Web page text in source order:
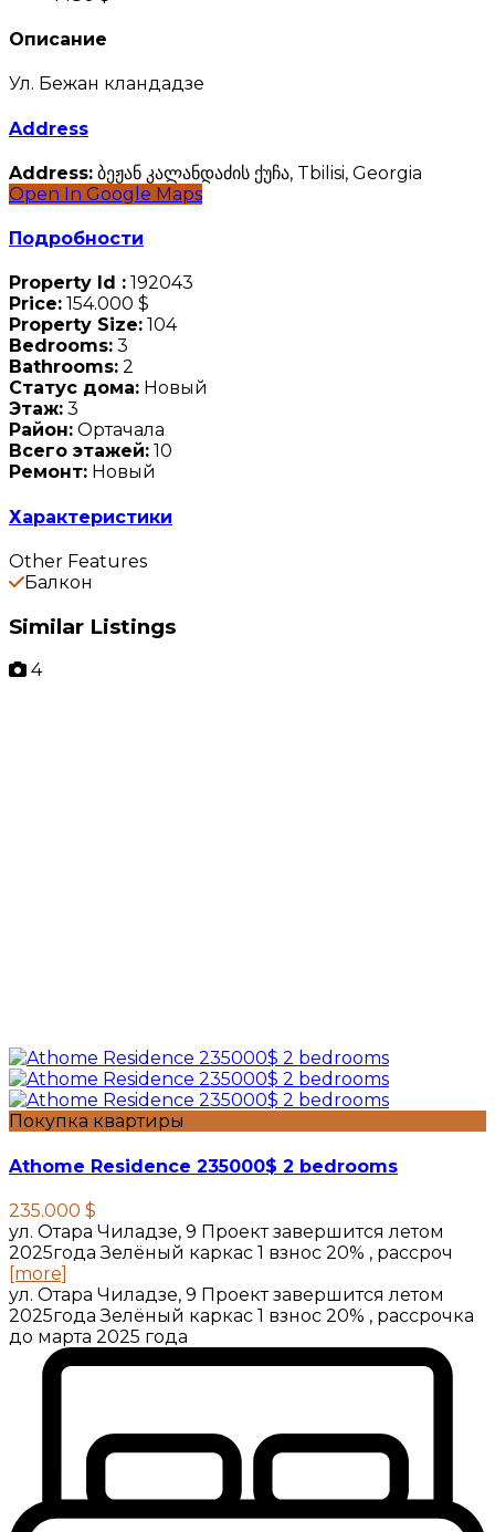
Описание
Ул. Бежан кландадзе
Address
Address: ბეჟან კალანდაძის ქუჩა, Tbilisi, Georgia
Open In Google Maps
Подробности
Property Id : 192043
Price: 154.000 $
Property Size: 104
Bedrooms: 3
Bathrooms: 2
Статус дома: Новый
Этаж: 3
Район: Ортачала
Всего этажей: 10
Ремонт: Новый
Характеристики
Other Features
Балкон
Similar Listings
4
Покупка квартиры
Athome Residence 235000$ 2 bedrooms
235.000 $
ул. Отара Чиладзе, 9 Проект завершится летом
2025года Зелёный каркас 1 взнос 20% , рассроч
[more]
ул. Отара Чиладзе, 9 Проект завершится летом
2025года Зелёный каркас 1 взнос 20% , рассрочка
до марта 2025 года